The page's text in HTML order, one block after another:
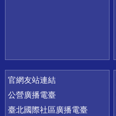
官網友站連結
公營廣播電臺
臺北國際社區廣播電臺